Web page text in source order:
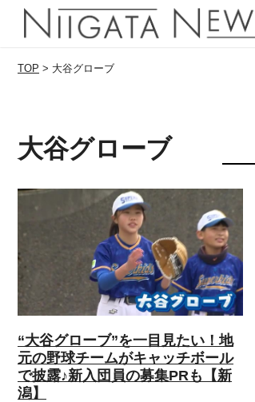
TOP > 大谷グローブ
大谷グローブ
“大谷グローブ”を一目見たい！地
元の野球チームがキャッチボール
で披露♪新入団員の募集PRも【新
潟】